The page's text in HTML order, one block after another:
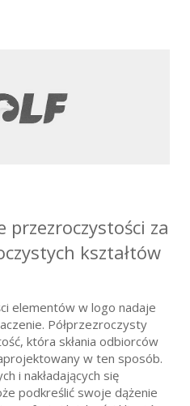
przezroczystości za
kształtów
elementów w logo nadaje
Półprzezroczysty
która skłania odbiorców
w ten sposób.
i nakładających się
podkreślić swoje dążenie